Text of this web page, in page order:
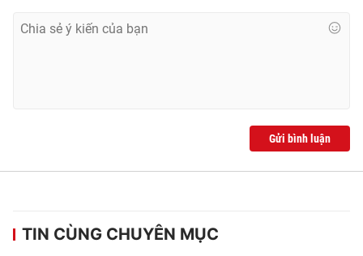
Gửi bình luận
TIN CÙNG CHUYÊN MỤC